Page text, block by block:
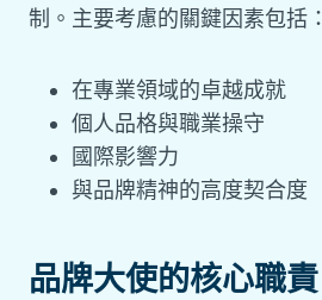
制。主要考慮的關鍵因素包括：
在專業領域的卓越成就
個人品格與職業操守
國際影響力
與品牌精神的高度契合度
品牌大使的核心職責